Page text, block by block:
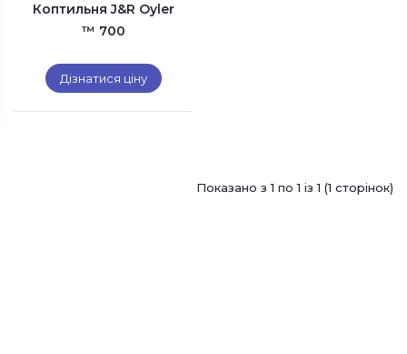
Коптильня J&R Oyler
™ 700
Дізнатися ціну
Показано з 1 по 1 із 1 (1 сторінок)